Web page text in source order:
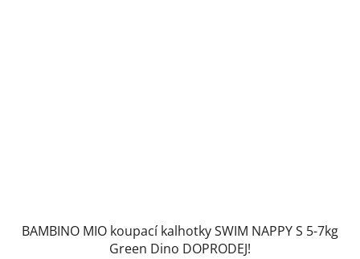
BAMBINO MIO koupací kalhotky SWIM NAPPY S 5-7kg
Green Dino DOPRODEJ!